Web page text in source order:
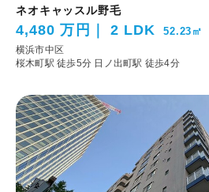
ネオキャッスル野毛
4,480 万円 2 LDK 52.23㎡
横浜市中区
桜木町駅 徒歩5分 日ノ出町駅 徒歩4分